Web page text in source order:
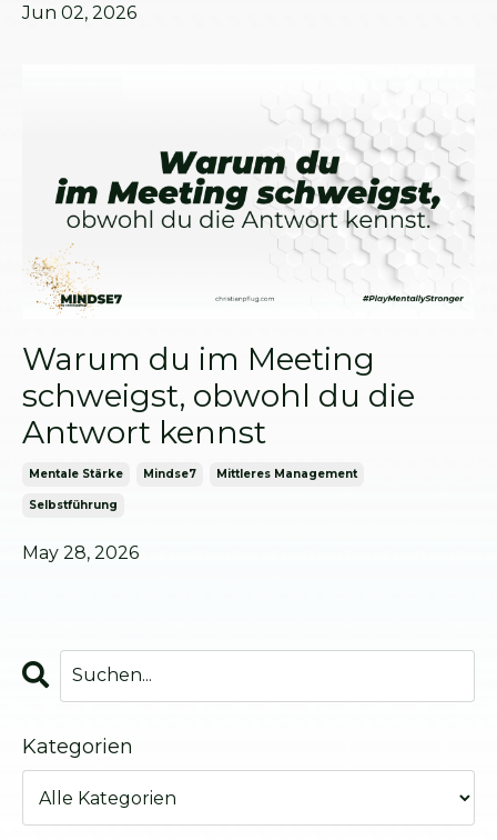
Jun 02, 2026
Warum du im Meeting
schweigst, obwohl du die
Antwort kennst
Mentale Stärke Mindse7 Mittleres Management
Selbstführung
May 28, 2026
Kategorien